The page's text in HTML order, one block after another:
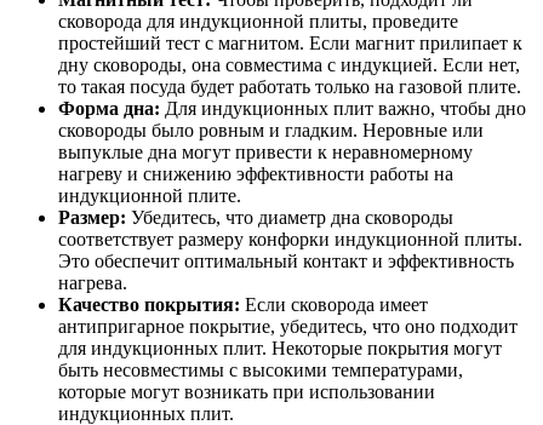
сковорода для индукционной плиты, проведите
простейший тест с магнитом. Если магнит прилипает к
дну сковороды, она совместима с индукцией. Если нет,
то такая посуда будет работать только на газовой плите.
Форма дна: Для индукционных плит важно, чтобы дно
сковороды было ровным и гладким. Неровные или
выпуклые дна могут привести к неравномерному
нагреву и снижению эффективности работы на
индукционной плите.
Размер: Убедитесь, что диаметр дна сковороды
соответствует размеру конфорки индукционной плиты.
Это обеспечит оптимальный контакт и эффективность
нагрева.
Качество покрытия: Если сковорода имеет
антипригарное покрытие, убедитесь, что оно подходит
для индукционных плит. Некоторые покрытия могут
быть несовместимы с высокими температурами,
которые могут возникать при использовании
индукционных плит.